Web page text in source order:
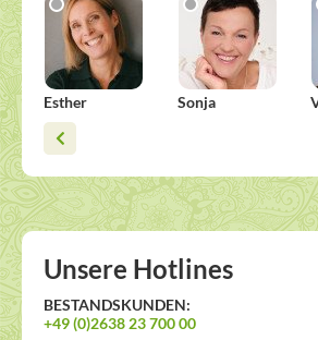
Esther Sonja
Unsere Hotlines
BESTANDSKUNDEN:
+49 (0)2638 23 700 00